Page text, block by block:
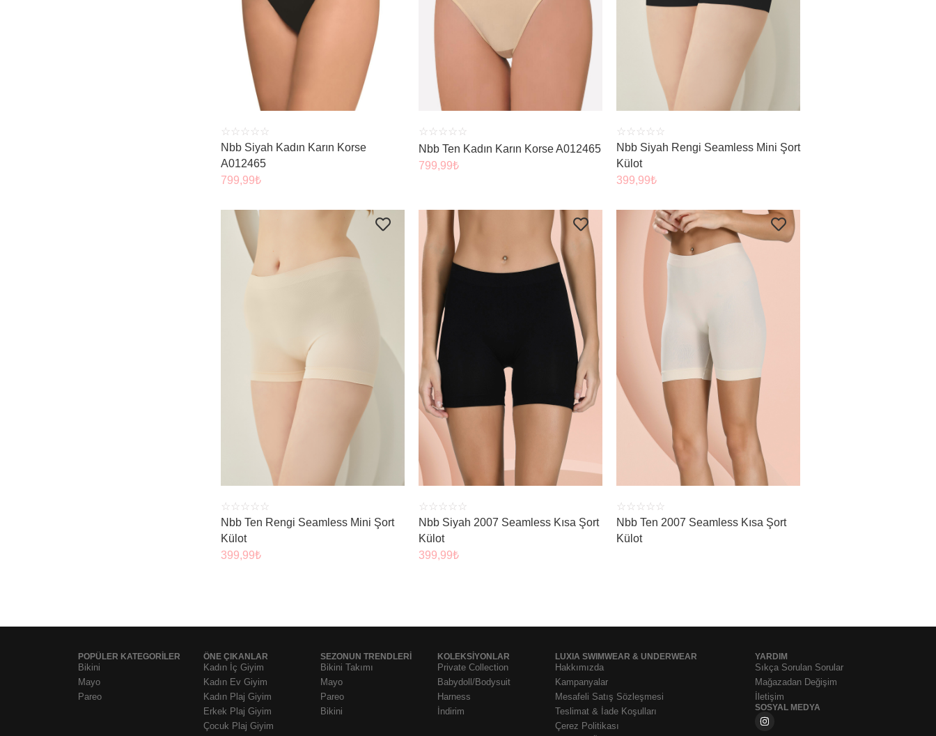
ÜRÜNÜ İNCELE
☆ ☆ ☆ ☆ ☆
Nbb Siyah Kadın Karın Korse
A012465
799,99₺
ÜRÜNÜ İNCELE
☆ ☆ ☆ ☆ ☆
Nbb Ten Kadın Karın Korse A012465
799,99₺
ÜRÜNÜ İNCELE
☆ ☆ ☆ ☆ ☆
Nbb Siyah Rengi Seamless Mini Şort
Külot
399,99₺
ÜRÜNÜ İNCELE
☆ ☆ ☆ ☆ ☆
Nbb Ten Rengi Seamless Mini Şort
Külot
399,99₺
ÜRÜNÜ İNCELE
☆ ☆ ☆ ☆ ☆
Nbb Siyah 2007 Seamless Kısa Şort
Külot
399,99₺
ÜRÜNÜ İNCELE
☆ ☆ ☆ ☆ ☆
Nbb Ten 2007 Seamless Kısa Şort
Külot
POPÜLER KATEGORİLER
Bikini
Mayo
Pareo
ÖNE ÇIKANLAR
Kadın İç Giyim
Kadın Ev Giyim
Kadın Plaj Giyim
Erkek Plaj Giyim
Çocuk Plaj Giyim
SEZONUN TRENDLERI
Bikini Takımı
Mayo
Pareo
Bikini
KOLEKSIYONLAR
Private Collection
Babydoll/Bodysuit
Harness
İndirim
LUXIA SWIMWEAR & UNDERWEAR
Hakkımızda
Kampanyalar
Mesafeli Satış Sözleşmesi
Teslimat & İade Koşulları
Çerez Politikası
YARDIM
Sıkça Sorulan Sorular
Mağazadan Değişim
İletişim
SOSYAL MEDYA